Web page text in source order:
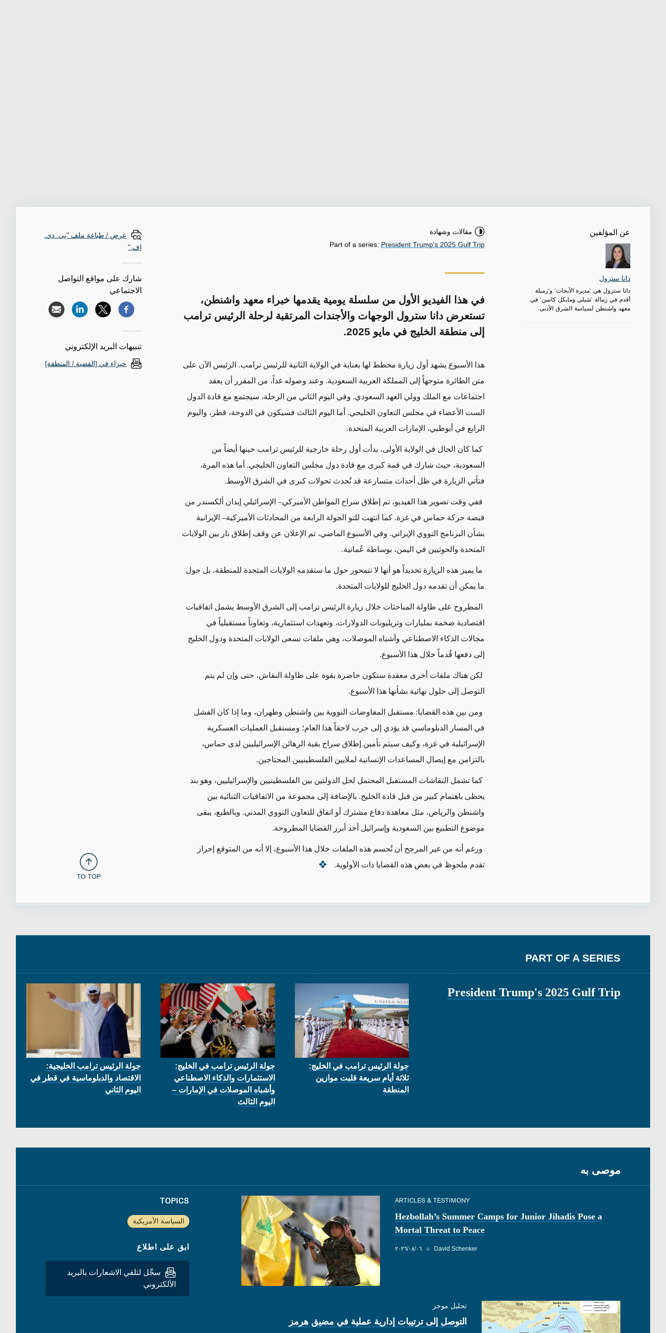
عن المؤلفين
دانا سترول
دانا سترول هي "مديرة الأبحاث" و"زميلة
أقدم في زمالة "شيلي ومايكل كاسن" في
معهد واشنطن لسياسة الشرق الأدنى.
مقالات وشهادة
Part of a series: President Trump's 2025 Gulf Trip
في هذا الفيديو الأول من سلسلة يومية يقدمها خبراء معهد واشنطن،
تستعرض دانا سترول الوجهات والأجندات المرتقبة لرحلة الرئيس ترامب
إلى منطقة الخليج في مايو 2025.
هذا الأسبوع يشهد أول زيارة مخطط لها بعناية في الولاية الثانية للرئيس ترامب. الرئيس الآن على
متن الطائرة متوجهاً إلى المملكة العربية السعودية. وعند وصوله غداً، من المقرر أن يعقد
اجتماعات مع الملك وولي العهد السعودي. وفي اليوم الثاني من الرحلة، سيجتمع مع قادة الدول
الست الأعضاء في مجلس التعاون الخليجي. أما اليوم الثالث فسيكون في الدوحة، قطر، واليوم
الرابع في أبوظبي، الإمارات العربية المتحدة.
كما كان الحال في الولاية الأولى، بدأت أول رحلة خارجية للرئيس ترامب حينها أيضاً من
السعودية، حيث شارك في قمة كبرى مع قادة دول مجلس التعاون الخليجي. أما هذه المرة،
فتأتي الزيارة في ظل أحداث متسارعة قد تُحدث تحولات كبرى في الشرق الأوسط.
ففي وقت تصوير هذا الفيديو، تم إطلاق سراح المواطن الأميركي– الإسرائيلي إيدان ألكسندر من
قبضة حركة حماس في غزة. كما انتهت للتو الجولة الرابعة من المحادثات الأميركية– الإيرانية
بشأن البرنامج النووي الإيراني. وفي الأسبوع الماضي، تم الإعلان عن وقف إطلاق نار بين الولايات
المتحدة والحوثيين في اليمن، بوساطة عُمانية.
ما يميز هذه الزيارة تحديداً هو أنها لا تتمحور حول ما ستقدمه الولايات المتحدة للمنطقة، بل حول
ما يمكن أن تقدمه دول الخليج للولايات المتحدة.
المطروح على طاولة المباحثات خلال زيارة الرئيس ترامب إلى الشرق الأوسط يشمل اتفاقيات
اقتصادية ضخمة بمليارات وتريليونات الدولارات، وتعهدات استثمارية، وتعاوناً مستقبلياً في
مجالات الذكاء الاصطناعي وأشباه الموصلات، وهي ملفات تسعى الولايات المتحدة ودول الخليج
إلى دفعها قُدماً خلال هذا الأسبوع.
لكن هناك ملفات أخرى معقدة ستكون حاضرة بقوة على طاولة النقاش، حتى وإن لم يتم
التوصل إلى حلول نهائية بشأنها هذا الأسبوع.
ومن بين هذه القضايا: مستقبل المفاوضات النووية بين واشنطن وطهران، وما إذا كان الفشل
في المسار الدبلوماسي قد يؤدي إلى حرب لاحقاً هذا العام؛ ومستقبل العمليات العسكرية
الإسرائيلية في غزة، وكيف سيتم تأمين إطلاق سراح بقية الرهائن الإسرائيليين لدى حماس،
بالتزامن مع إيصال المساعدات الإنسانية لملايين الفلسطينيين المحتاجين.
كما تشمل النقاشات المستقبل المحتمل لحل الدولتين بين الفلسطينيين والإسرائيليين، وهو بند
يحظى باهتمام كبير من قبل قادة الخليج. بالإضافة إلى مجموعة من الاتفاقيات الثنائية بين
واشنطن والرياض، مثل معاهدة دفاع مشترك أو اتفاق للتعاون النووي المدني. وبالطبع، يبقى
موضوع التطبيع بين السعودية وإسرائيل أحد أبرز القضايا المطروحة.
ورغم أنه من غير المرجح أن تُحسم هذه الملفات خلال هذا الأسبوع، إلا أنه من المتوقع إحراز
تقدم ملحوظ في بعض هذه القضايا ذات الأولوية.
عرض / طباعة ملف "پي. دي.
إف."
شارك على مواقع التواصل
الاجتماعي
تنبيهات البريد الإلكتروني
خبراء في [القضية / المنطقة]
TO TOP
PART OF A SERIES
President Trump's 2025 Gulf Trip
جولة الرئيس ترامب في الخليج:
ثلاثة أيام سريعة قلبت موازين
المنطقة
جولة الرئيس ترامب في الخليج:
الاستثمارات والذكاء الاصطناعي
وأشباه الموصلات في الإمارات –
اليوم الثالث
جولة الرئيس ترامب الخليجية:
الاقتصاد والدبلوماسية في قطر في
اليوم الثاني
موصى به
ARTICLES & TESTIMONY
Hezbollah’s Summer Camps for Junior Jihadis Pose a
Mortal Threat to Peace
٠٦‏/٠٨‏/٢٠٢٦ ◆ David Schenker
تحليل موجز
التوصل إلى ترتيبات إدارية عملية في مضيق هرمز
TOPICS
السياسة الأمريكية
ابق على اطلاع
سجِّل لتلقي الاشعارات بالبريد
الألكتروني